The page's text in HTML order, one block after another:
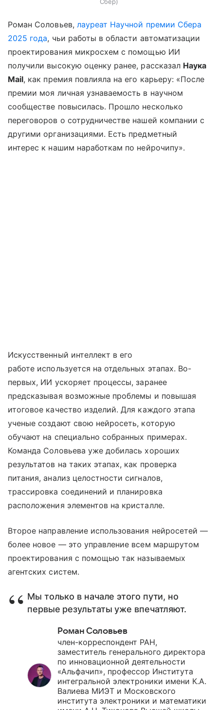
Сбер
Роман Соловьев, лауреат Научной премии Сбера
2025 года, чьи работы в области автоматизации
проектирования микросхем с помощью ИИ
получили высокую оценку ранее, рассказал Наука
Mail, как премия повлияла на его карьеру: «После
премии моя личная узнаваемость в научном
сообществе повысилась. Прошло несколько
переговоров о сотрудничестве нашей компании с
другими организациями. Есть предметный
интерес к нашим наработкам по нейрочипу».
Искусственный интеллект в его
работе используется на отдельных этапах. Во-
первых, ИИ ускоряет процессы, заранее
предсказывая возможные проблемы и повышая
итоговое качество изделий. Для каждого этапа
ученые создают свою нейросеть, которую
обучают на специально собранных примерах.
Команда Соловьева уже добилась хороших
результатов на таких этапах, как проверка
питания, анализ целостности сигналов,
трассировка соединений и планировка
расположения элементов на кристалле.
Второе направление использования нейросетей —
более новое — это управление всем маршрутом
проектирования с помощью так называемых
агентских систем.
Мы только в начале этого пути, но
первые результаты уже впечатляют.
Роман Соловьев
член-корреспондент РАН,
заместитель генерального директора
по инновационной деятельности
«Альфачип», профессор Института
интегральной электроники имени К.А.
Валиева МИЭТ и Московского
института электроники и математики